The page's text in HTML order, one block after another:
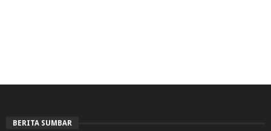
BERITA SUMBAR